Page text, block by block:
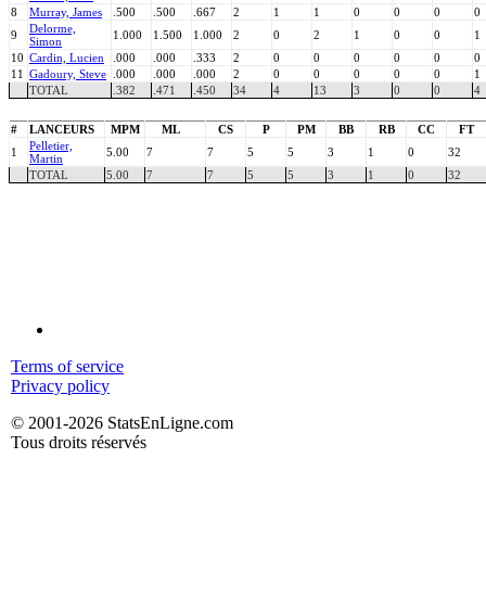
8
Murray, James .500 .500 .667 2 1 1 0 0 0
0
9
Delorme,
Simon
1.000 1.500 1.000 2 0 2 1 0 0
1
10 Cardin, Lucien .000 .000 .333 2 0 0 0 0 0
0
11 Gadoury, Steve .000 .000 .000 2 0 0 0 0 0
1
TOTAL
.382 .471 .450 34 4 13 3 0 0 4
# LANCEURS MPM ML CS P PM BB RB CC
FT
1
Pelletier,
Martin
5.00 7 7 5 5 3 1 0
32
TOTAL
5.00 7 7 5 5 3 1 0 32
Terms of service
Privacy policy
© 2001-2026 StatsEnLigne.com
Tous droits réservés